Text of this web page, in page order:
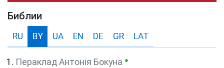
Библии
RU BY UA EN DE GR LAT
Пераклад Антонія Бокуна ●